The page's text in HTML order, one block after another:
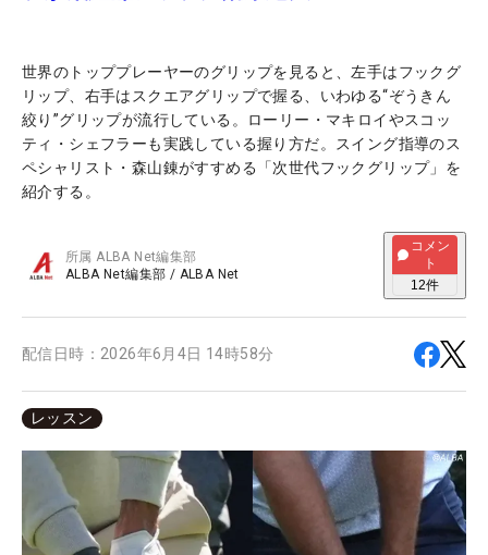
世界のトッププレーヤーのグリップを見ると、左手はフックグ
リップ、右手はスクエアグリップで握る、いわゆる“ぞうきん
絞り”グリップが流行している。ローリー・マキロイやスコッ
ティ・シェフラーも実践している握り方だ。スイング指導のス
ペシャリスト・森山錬がすすめる「次世代フックグリップ」を
紹介する。
所属ALBA Net編集部
ALBA Net編集部 / ALBA Net
コメン
ト
12件
配信日時： 2026年6月4日 14時58分
レッスン